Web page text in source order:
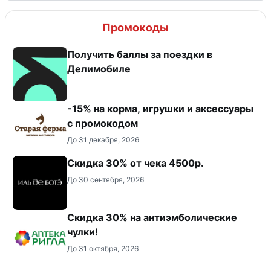
Промокоды
Получить баллы за поездки в
Делимобиле
-15% на корма, игрушки и аксессуары
с промокодом
До 31 декабря, 2026
Скидка 30% от чека 4500р.
До 30 сентября, 2026
Скидка 30% на антиэмболические
чулки!
До 31 октября, 2026